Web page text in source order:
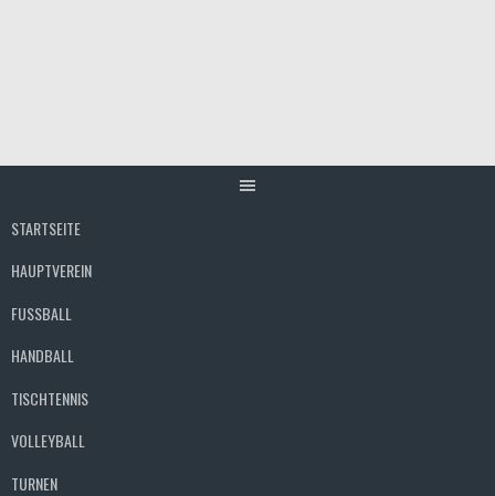
STARTSEITE
HAUPTVEREIN
FUSSBALL
HANDBALL
TISCHTENNIS
VOLLEYBALL
TURNEN